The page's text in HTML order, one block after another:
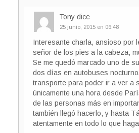
Tony dice
25 junio, 2015 en 06:48
Interesante charla, ansioso por
señor de los pies a la cabeza,
Se me quedó marcado uno de
dos días en autobuses
transporte para poder ir a ver a
únicamente una hora desde
de las personas más en
también llegó hacerlo, y hasta
atentamente en todo lo que